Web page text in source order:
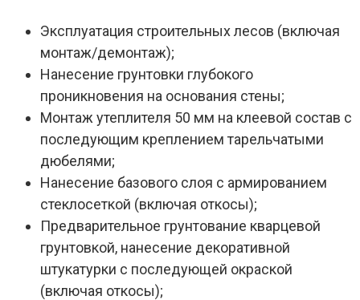
Эксплуатация строительных лесов (включая
монтаж/демонтаж);
Нанесение грунтовки глубокого
проникновения на основания стены;
Монтаж утеплителя 50 мм на клеевой состав с
последующим креплением тарельчатыми
дюбелями;
Нанесение базового слоя с армированием
стеклосеткой (включая откосы);
Предварительное грунтование кварцевой
грунтовкой, нанесение декоративной
штукатурки с последующей окраской
(включая откосы);